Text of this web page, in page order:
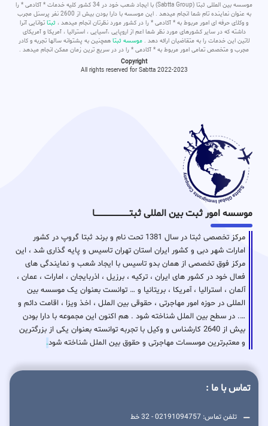
موسسه بین المللی ثبتا (Sabtta Group) با ایجاد شعب خود در 34 کشور کلیه خدمات * آکادمی * را
به عنوان نماینده تام شما انجام میدهد . این موسسه با دارا بودن بیش از 2600 نفر پرسنل مجرب
و وکلای حرفه ای امور مربوط به * آکادمی * را در کشور مورد نظرتان انجام میدهد ، ثبتا توانایی آنرا
داشته که در سایر کشورهای مورد نظر شما اعم از اروپایی ،آسیایی ، استرالیا ، آمریکا و آمریکای
لاتین این خدمات را به متقاضیان ارائه دهد .موسسه ثبتا همچنین به پشتوانه سالها تجربه و کادر
مجرب و متخصص تمامی امور مربوط به * آکادمی * را در در سریع ترین زمان ممکن انجام میدهد .
Copyright
All rights reserved for Sabtta 2022-2023
موسسه امور ثبت بین المللی ثبتـــــــــــــــــــــــــــــا
مرکز تخصصی ثبتا در سال 1381 تحت نام و برند ثبتا گروپ در کشور
امارات شهر دبی و کشور ایران استان تهران تاسیس و پایه گذاری شد ، این
مرکز فوق تخصصی از همان بدو تاسیس با ایجاد شعب و نمایندگی های
فعال خود در کشور های ایران ، ترکیه ، برزیل ، اذربایجان ، امارات ، عمان ،
آلمان ، استرالیا ، آمریکا ، بریتانیا و … توانست بعنوان یک موسسه بین
المللی در حوزه امور مهاجرتی ، حقوقی بین الملل ، اخذ ویزا ، اقامت دائم و
…. در سطح بین الملل شناخته شود . هم اکنون این مجموعه با دارا بودن
بیش از 2640 کارشناس و وکیل با تجربه توانسته بعنوان یکی از بزرگترین
و معتبرترین موسسات مهاجرتی و حقوق بین الملل شناخته شود.
تماس با ما :
تلفن تماس: 02191094757 - 32 خط